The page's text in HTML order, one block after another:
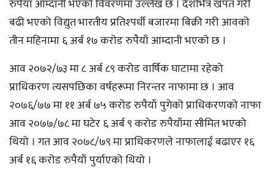
रुपैयाँ आम्दानी भएको विवरणमा उल्लेख छ । देशभित्र खपत गरी
बढी भएको विद्युत भारतीय प्रतिश्पर्धी बजारमा बिक्री गरी आवको
तीन महिनामा ६ अर्ब १७ करोड रुपैयाँ आम्दानी भएको छ ।
आव २०७२/७३ मा ८ अर्ब ८९ करोड वार्षिक घाटामा रहेको
प्राधिकरण त्यसपछिका वर्षहरूमा निरन्तर नाफामा छ । आव
२०७६/७७ मा ११ अर्ब ७५ करोड रुपैयाँ पुगेको प्राधिकरणको नाफा
आव २०७७/७८ मा घटेर ६ अर्ब ९ करोड रुपैयाँमा सीमित भएको
थियो । गत आव २०७८/७९ मा प्राधिकरणले नाफालाई बढाएर १६
अर्ब १६ करोड रुपैयाँ पुर्याएको थियो ।